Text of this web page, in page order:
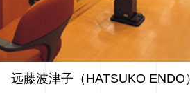
远藤波津子（HATSUKO